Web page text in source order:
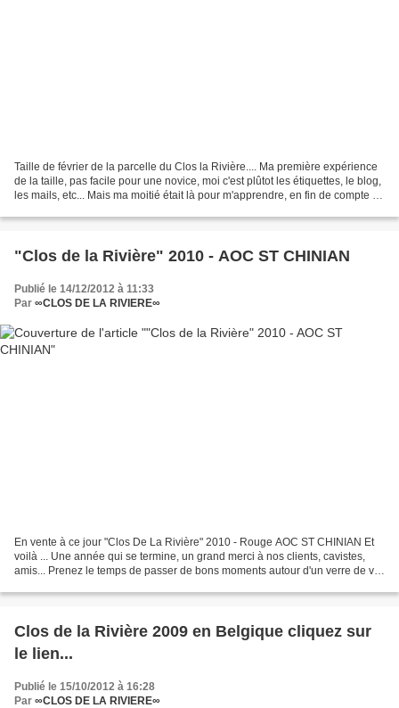
Taille de février de la parcelle du Clos la Rivière.... Ma première expérience
de la taille, pas facile pour une novice, moi c'est plûtot les étiquettes, le blog,
les mails, etc... Mais ma moitié était là pour m'apprendre, en fin de compte je
"Clos de la Rivière" 2010 - AOC ST CHINIAN
Publié le 14/12/2012 à 11:33
Par ∞CLOS DE LA RIVIERE∞
En vente à ce jour "Clos De La Rivière" 2010 - Rouge AOC ST CHINIAN Et
voilà ... Une année qui se termine, un grand merci à nos clients, cavistes,
amis... Prenez le temps de passer de bons moments autour d'un verre de vin
Clos de la Rivière 2009 en Belgique cliquez sur
le lien...
Publié le 15/10/2012 à 16:28
Par ∞CLOS DE LA RIVIERE∞